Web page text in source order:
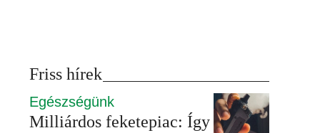
Friss hírek
Egészségünk
Milliárdos feketepiac: Így